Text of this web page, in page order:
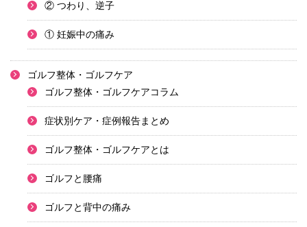
② つわり、逆子
① 妊娠中の痛み
ゴルフ整体・ゴルフケア
ゴルフ整体・ゴルフケアコラム
症状別ケア・症例報告まとめ
ゴルフ整体・ゴルフケアとは
ゴルフと腰痛
ゴルフと背中の痛み